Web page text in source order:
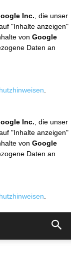
Inc. , die unser
"Inhalte anzeigen"
von Google
Daten an
Inc. , die unser
"Inhalte anzeigen"
von Google
Daten an